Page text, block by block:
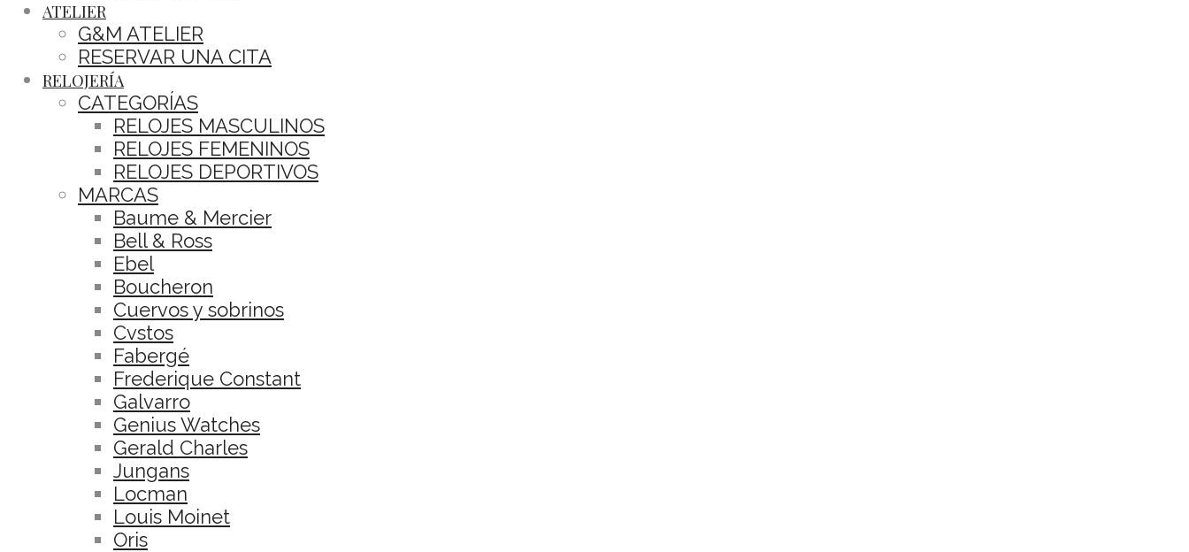
ATELIER
G&M ATELIER
RESERVAR UNA CITA
RELOJERÍA
CATEGORÍAS
RELOJES MASCULINOS
RELOJES FEMENINOS
RELOJES DEPORTIVOS
MARCAS
Baume & Mercier
Bell & Ross
Ebel
Boucheron
Cuervos y sobrinos
Cvstos
Fabergé
Frederique Constant
Galvarro
Genius Watches
Gerald Charles
Jungans
Locman
Louis Moinet
Oris